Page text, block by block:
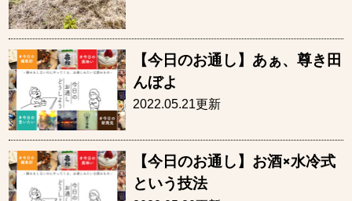
【今日のお通し】あぁ、尊き田
んぼよ
2022.05.21更新
【今日のお通し】お酒×水冷式
という技法